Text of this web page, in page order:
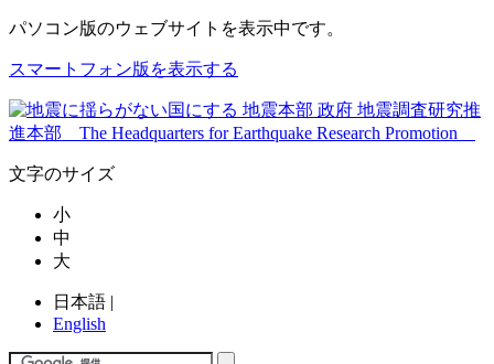
パソコン版のウェブサイトを表示中です。
スマートフォン版を表示する
文字のサイズ
小
中
大
日本語 |
English